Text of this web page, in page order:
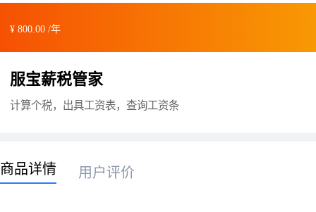
¥ 800.00 /年
服宝薪税管家
计算个税，出具工资表，查询工资条
商品详情 用户评价